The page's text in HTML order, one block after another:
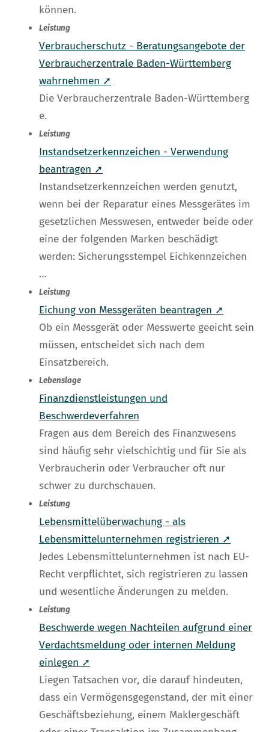
können.
Leistung
Verbraucherschutz - Beratungsangebote der
Verbraucherzentrale Baden-Württemberg
wahrnehmen ➚
Die Verbraucherzentrale Baden-Württemberg
e.
Leistung
Instandsetzerkennzeichen - Verwendung
beantragen ➚
Instandsetzerkennzeichen werden genutzt,
wenn bei der Reparatur eines Messgerätes im
gesetzlichen Messwesen, entweder beide oder
eine der folgenden Marken beschädigt
werden: Sicherungsstempel Eichkennzeichen
…
Leistung
Eichung von Messgeräten beantragen ➚
Ob ein Messgerät oder Messwerte geeicht sein
müssen, entscheidet sich nach dem
Einsatzbereich.
Lebenslage
Finanzdienstleistungen und
Beschwerdeverfahren
Fragen aus dem Bereich des Finanzwesens
sind häufig sehr vielschichtig und für Sie als
Verbraucherin oder Verbraucher oft nur
schwer zu durchschauen.
Leistung
Lebensmittelüberwachung - als
Lebensmittelunternehmen registrieren ➚
Jedes Lebensmittelunternehmen ist nach EU-
Recht verpflichtet, sich registrieren zu lassen
und wesentliche Änderungen zu melden.
Leistung
Beschwerde wegen Nachteilen aufgrund einer
Verdachtsmeldung oder internen Meldung
einlegen ➚
Liegen Tatsachen vor, die darauf hindeuten,
dass ein Vermögensgegenstand, der mit einer
Geschäftsbeziehung, einem Maklergeschäft